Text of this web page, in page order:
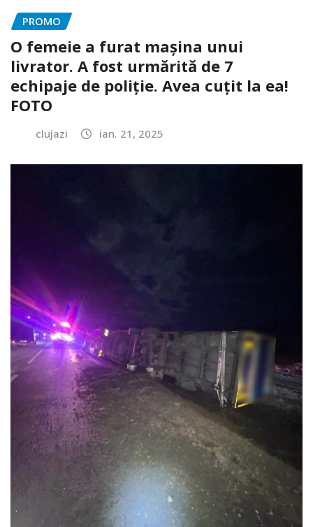
PROMO
O femeie a furat mașina unui
livrator. A fost urmărită de 7
echipaje de poliție. Avea cuțit la ea!
FOTO
clujazi ian. 21, 2025